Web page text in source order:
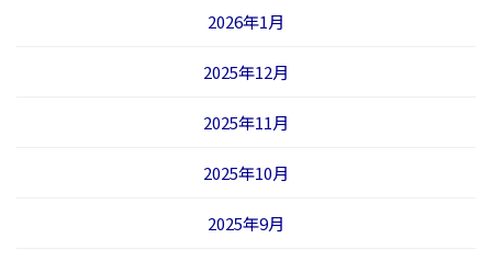
2026年1月
2025年12月
2025年11月
2025年10月
2025年9月